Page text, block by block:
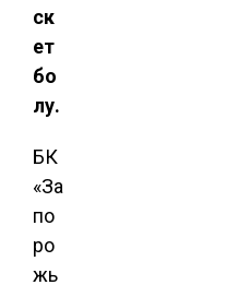
ск
ет
бо
лу.
БК
«За
по
ро
жь